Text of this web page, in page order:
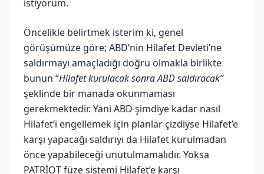
istiyorum.
Öncelikle belirtmek isterim ki, genel
görüşümüze göre; ABD’nin Hilafet Devleti’ne
saldırmayı amaçladığı doğru olmakla birlikte
bunun “Hilafet kurulacak sonra ABD saldıracak”
şeklinde bir manada okunmaması
gerekmektedir. Yani ABD şimdiye kadar nasıl
Hilafet’i engellemek için planlar çizdiyse Hilafet’e
karşı yapacağı saldırıyı da Hilafet kurulmadan
önce yapabileceği unutulmamalıdır. Yoksa
PATRİOT füze sistemi Hilafet’e karşı